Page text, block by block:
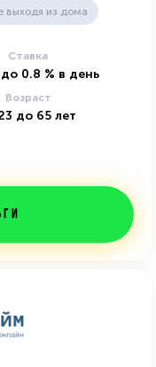
выходя из дома
Ставка
до 0.8 % в день
Возраст
до 65 лет